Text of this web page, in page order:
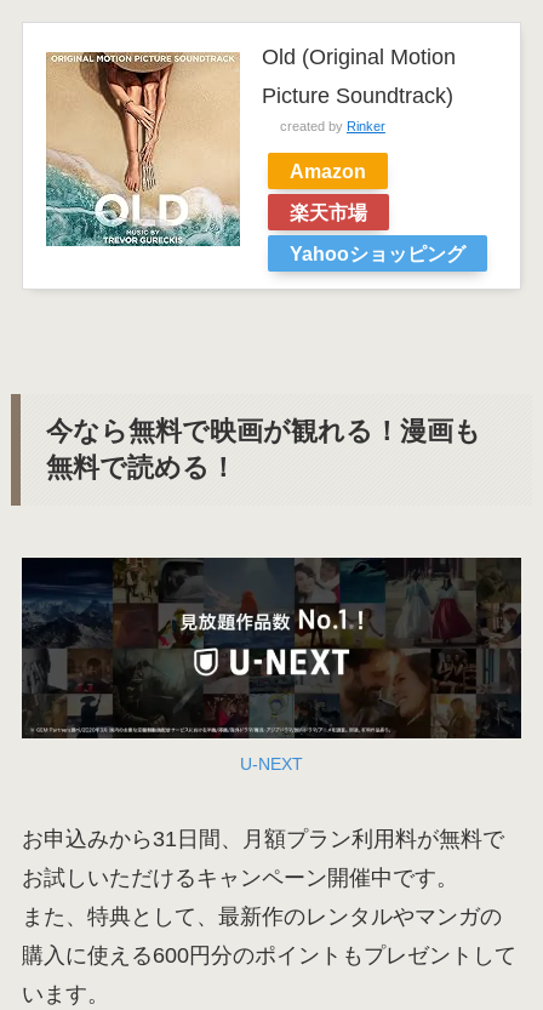
Old (Original Motion
Picture Soundtrack)
created by Rinker
Amazon
楽天市場
Yahooショッピング
今なら無料で映画が観れる！漫画も
無料で読める！
U-NEXT
お申込みから31日間、月額プラン利用料が無料で
お試しいただけるキャンペーン開催中です。
また、特典として、最新作のレンタルやマンガの
購入に使える600円分のポイントもプレゼントして
います。